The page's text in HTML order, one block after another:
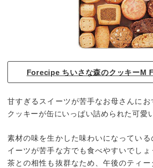
Forecipe ちいさな森のクッキーM
甘すぎるスイーツが苦手なお母さんにお
クッキーが缶にいっぱい詰められた可愛
素材の味を生かした味わいになっている
イーツが苦手な方でも食べやすいでしょ
茶との相性も抜群なため、午後のティー